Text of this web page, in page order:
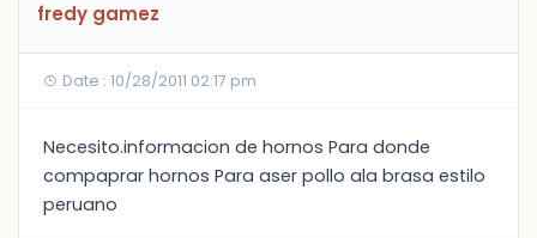
fredy gamez
Date : 10/28/2011 02:17 pm
Necesito.informacion de hornos Para donde
compaprar hornos Para aser pollo ala brasa estilo
peruano